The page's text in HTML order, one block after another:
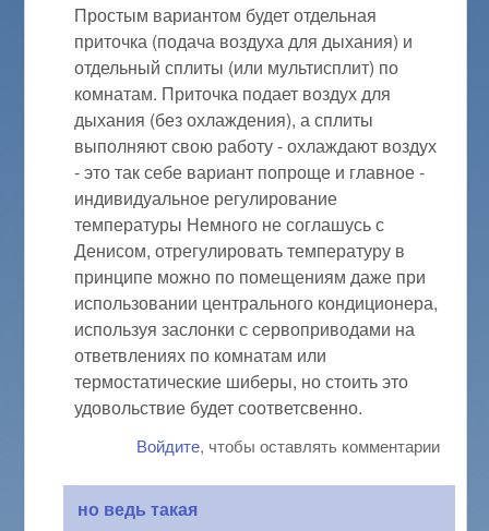
Простым вариантом будет отдельная
приточка (подача воздуха для дыхания) и
отдельный сплиты (или мультисплит) по
комнатам. Приточка подает воздух для
дыхания (без охлаждения), а сплиты
выполняют свою работу - охлаждают воздух
- это так себе вариант попроще и главное -
индивидуальное регулирование
температуры Немного не соглашусь с
Денисом, отрегулировать температуру в
принципе можно по помещениям даже при
использовании центрального кондиционера,
используя заслонки с сервоприводами на
ответвлениях по комнатам или
термостатические шиберы, но стоить это
удовольствие будет соответсвенно.
Войдите, чтобы оставлять комментарии
но ведь такая